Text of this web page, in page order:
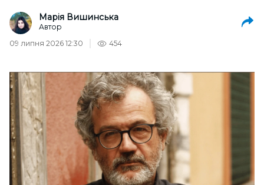
Марія Вишинська
Автор
09 липня 2026 12:30
454